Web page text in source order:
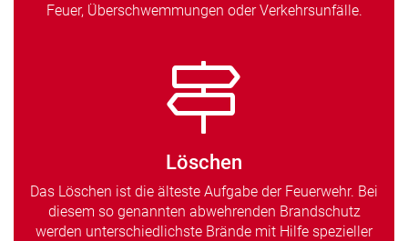
Feuer, Überschwemmungen oder Verkehrsunfälle.
Löschen
Das Löschen ist die älteste Aufgabe der Feuerwehr. Bei
diesem so genannten abwehrenden Brandschutz
werden unterschiedlichste Brände mit Hilfe spezieller